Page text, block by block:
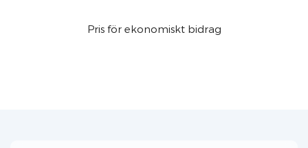
Pris för ekonomiskt bidrag